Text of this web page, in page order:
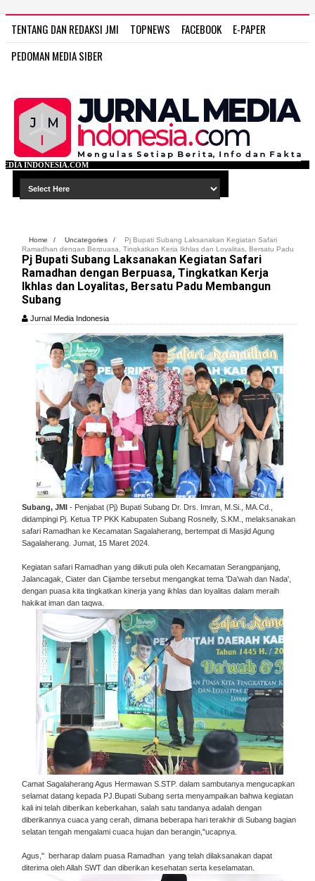
TENTANG DAN REDAKSI JMI TOPNEWS FACEBOOK
E-PAPER
PEDOMAN MEDIA SIBER
Home / Uncategories /
Pj Bupati Subang Laksanakan Kegiatan Safari
Ramadhan dengan Berpuasa, Tingkatkan Kerja Ikhlas dan Loyalitas, Bersatu Padu
Membangun Subang
Pj Bupati Subang Laksanakan Kegiatan Safari
Ramadhan dengan Berpuasa, Tingkatkan Kerja
Ikhlas dan Loyalitas, Bersatu Padu Membangun
Subang
Jurnal Media Indonesia
Subang, JMI - Penjabat (Pj) Bupati Subang Dr. Drs. Imran, M.Si., MA.Cd.,
didampingi Pj. Ketua TP PKK Kabupaten Subang Rosnelly, S.KM., melaksanakan
safari Ramadhan ke Kecamatan Sagalaherang, bertempat di Masjid Agung
Sagalaherang. Jumat, 15 Maret 2024.
Kegiatan safari Ramadhan yang diikuti pula oleh Kecamatan Serangpanjang,
Jalancagak, Ciater dan Cijambe tersebut mengangkat tema 'Da'wah dan Nada',
dengan puasa kita tingkatkan kinerja yang ikhlas dan loyalitas dalam meraih
hakikat iman dan taqwa.
Camat Sagalaherang Agus Hermawan S.STP. dalam sambutanya mengucapkan
selamat datang kepada PJ.Bupati Subang serta menyampaikan bahwa kegiatan
kali ini telah diberikan keberkahan, salah satu tandanya adalah dengan
diberikannya cuaca yang cerah, dimana beberapa hari terakhir di Subang bagian
selatan tengah mengalami cuaca hujan dan berangin,"ucapnya.
Agus," berharap dalam puasa Ramadhan yang telah dilaksanakan dapat
diterima oleh Allah SWT dan diberikan kesehatan serta keselamatan.